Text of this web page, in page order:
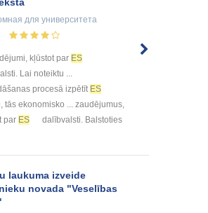
для университета
kļūstot par ES
Lai noteiktu ...
procesā izpētīt ES
tās ekonomisko ... zaudējumus,
par ES
dalībvalsti. Balstoties
laukuma izveide
novada "Veselības